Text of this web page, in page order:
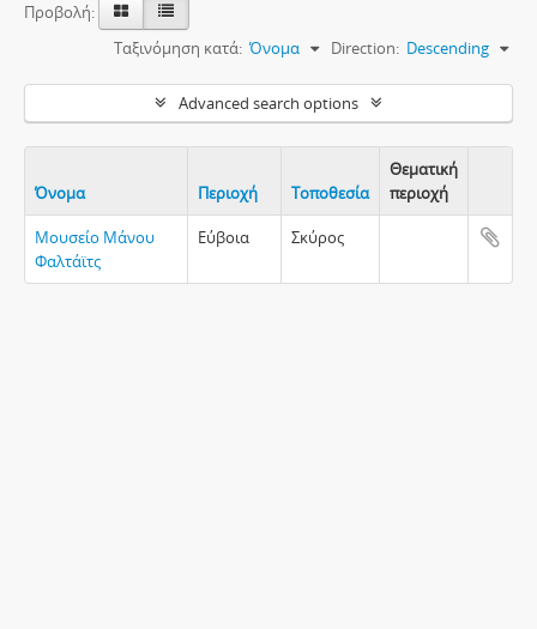
Προβολή:
Ταξινόμηση κατά: Όνομα Direction: Descending
Advanced search options
Όνομα Περιοχή Τοποθεσία
Θεματική
περιοχή
Μουσείο Μάνου
Φαλτάϊτς
Εύβοια Σκύρος